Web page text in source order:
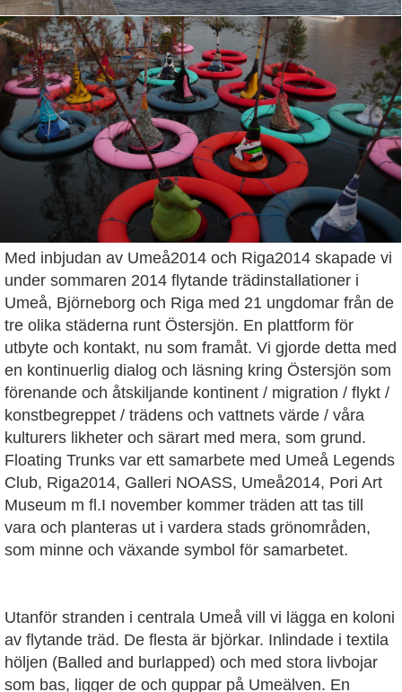
Med inbjudan av Umeå2014 och Riga2014 skapade vi
under sommaren 2014 flytande trädinstallationer i
Umeå, Björneborg och Riga med 21 ungdomar från de
tre olika städerna runt Östersjön. En plattform för
utbyte och kontakt, nu som framåt. Vi gjorde detta med
en kontinuerlig dialog och läsning kring Östersjön som
förenande och åtskiljande kontinent / migration / flykt /
konstbegreppet / trädens och vattnets värde / våra
kulturers likheter och särart med mera, som grund.
Floating Trunks var ett samarbete med Umeå Legends
Club, Riga2014, Galleri NOASS, Umeå2014, Pori Art
Museum m fl.I november kommer träden att tas till
vara och planteras ut i vardera stads grönområden,
som minne och växande symbol för samarbetet.
Utanför stranden i centrala Umeå vill vi lägga en koloni
av flytande träd. De flesta är björkar. Inlindade i textila
höljen (Balled and burlapped) och med stora livbojar
som bas, ligger de och guppar på Umeälven. En